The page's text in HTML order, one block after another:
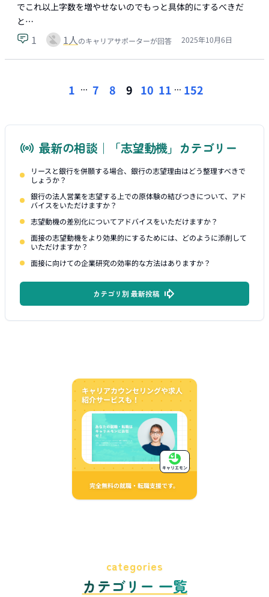
でこれ以上字数を増やせないのでもっと具体的にするべきだ
と…
1 1人のキャリアサポーターが回答 2025年10月6日
1 ... 7 8 9 10 11 ... 152
最新の相談｜「志望動機」カテゴリー
リースと銀行を併願する場合、銀行の志望理由はどう整理すべきで
しょうか？
銀行の法人営業を志望する上での原体験の結びつきについて、アド
バイスをいただけますか？
志望動機の差別化についてアドバイスをいただけますか？
面接の志望動機をより効果的にするためには、どのように添削して
いただけますか？
面接に向けての企業研究の効率的な方法はありますか？
カテゴリ別 最新投稿
キャリアカウンセリングや求人
紹介サービスも！
完全無料の就職・転職支援です。
キャリエモン
categories
カテゴリー 一覧